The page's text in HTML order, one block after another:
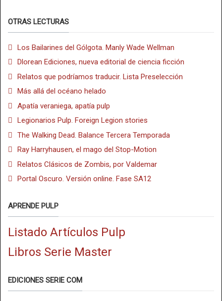
OTRAS LECTURAS
Los Bailarines del Gólgota. Manly Wade Wellman
Dlorean Ediciones, nueva editorial de ciencia ficción
Relatos que podríamos traducir. Lista Preselección
Más allá del océano helado
Apatía veraniega, apatía pulp
Legionarios Pulp. Foreign Legion stories
The Walking Dead. Balance Tercera Temporada
Ray Harryhausen, el mago del Stop-Motion
Relatos Clásicos de Zombis, por Valdemar
Portal Oscuro. Versión online. Fase SA12
APRENDE PULP
Listado Artículos Pulp
Libros Serie Master
EDICIONES SERIE COM